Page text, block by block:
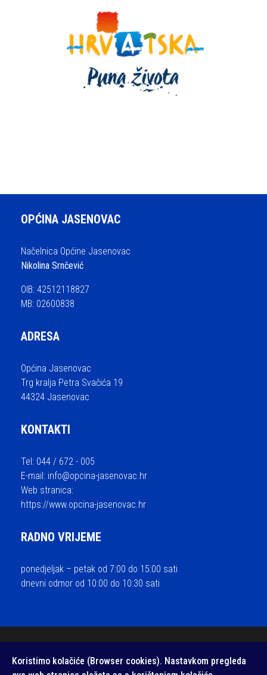
OPĆINA JASENOVAC
Načelnica Općine Jasenovac
Nikolina Srnčević
OIB: 42512118827
MB: 02600838
ADRESA
Općina Jasenovac
Trg kralja Petra Svačića 19
44324 Jasenovac
KONTAKTI
Tel: 044 / 672 - 005
E-mail: info@opcina-jasenovac.hr
Web stranica:
https://www.opcina-jasenovac.hr
RADNO VRIJEME
ponedjeljak – petak od 7:00 do 15:00 sati
dnevni odmor od 10:00 do 10:30 sati
Medialive
Koristimo kolačiće (Browser cookies). Nastavkom pregleda